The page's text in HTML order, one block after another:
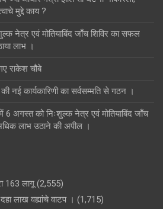
मुद्दे काय ?
नेत्र एवं मोतियाबिंद जाँच शिविर का सफल
लाभ ।
राकेश चौबे
नई कार्यकारिणी का सर्वसम्मति से गठन ।
अगस्त को निःशुल्क नेत्र एवं मोतियाबिंद जाँच
लाभ उठाने की अपील ।
163 लागू (2,555)
लाख वह्यांचे वाटप । (1,715)